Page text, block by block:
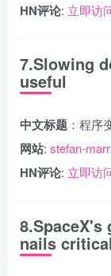
HN评论: 立即访
7.Slowing
useful
中文标题 ：程序
网站: stefan-
HN评论: 立即访
nails